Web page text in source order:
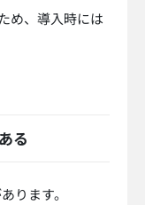
め、導入時には
る
ります。